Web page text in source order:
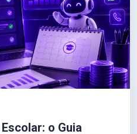
o Guia